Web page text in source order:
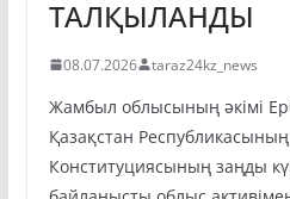
ТАЛҚЫЛАНДЫ
08.07.2026 taraz24kz_news
Жамбыл облысының әкімі
Қазақстан
Конституциясының заңды